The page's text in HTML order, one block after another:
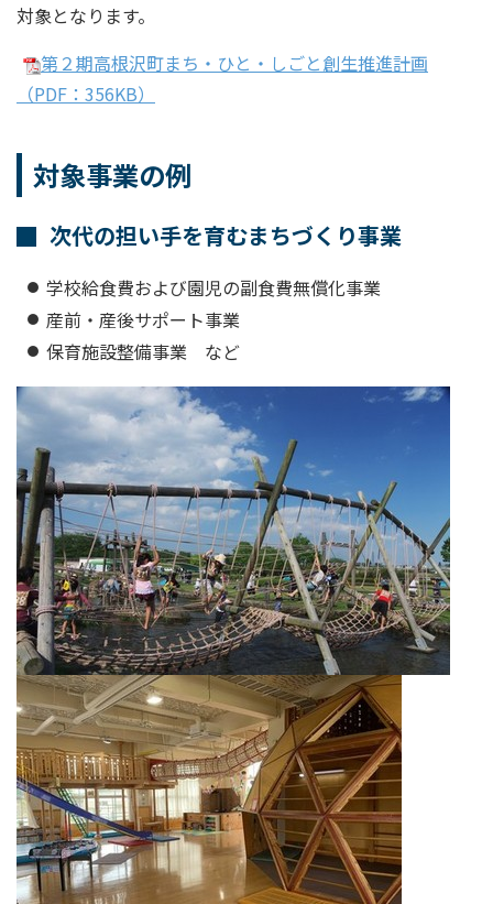
対象となります。
第２期高根沢町まち・ひと・しごと創生推進計画
（PDF：356KB）
対象事業の例
次代の担い手を育むまちづくり事業
学校給食費および園児の副食費無償化事業
産前・産後サポート事業
保育施設整備事業 など